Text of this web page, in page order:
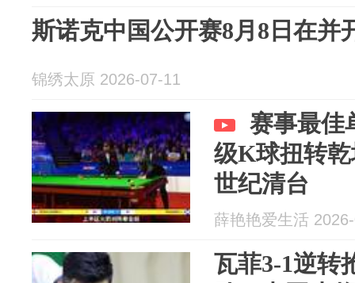
斯诺克中国公开赛8月8日在并
锦绣太原 2026-07-11
赛事最佳
级K球扭转
世纪清台
薛艳艳爱生活
瓦菲3-1逆转